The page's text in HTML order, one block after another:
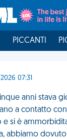
PICCANTI
07:31
anni stava
a contatto
e si è
abbiamo